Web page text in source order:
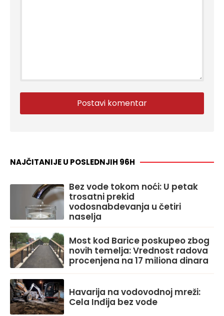
NAJČITANIJE U POSLEDNJIH 96H
Bez vode tokom noći: U petak
trosatni prekid
vodosnabdevanja u četiri
naselja
Most kod Barice poskupeo zbog
novih temelja: Vrednost radova
procenjena na 17 miliona dinara
Havarija na vodovodnoj mreži:
Cela Inđija bez vode